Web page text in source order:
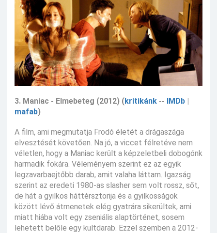
3. Maniac - Elmebeteg (2012) (kritikánk -- IMDb |
mafab)
A film, ami megmutatja Frodó életét a drágaszága
elvesztését követően. Na jó, a viccet félretéve nem
véletlen, hogy a Maniac került a képzeletbeli dobogónk
harmadik fokára. Véleményem szerint ez az egyik
legzavarbaejtőbb darab, amit valaha láttam. Igazság
szerint az eredeti 1980-as slasher sem volt rossz, sőt,
de hát a gyilkos háttérsztorija és a gyilkosságok
között lévő átmenetek elég gyatrára sikerültek, ami
miatt hiába volt egy zseniális alaptörténet, sosem
lehetett belőle egy kultdarab. Ezzel szemben a 2012-